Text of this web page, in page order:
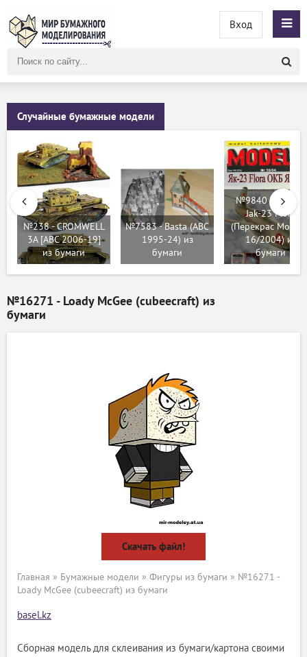
сайту
Вход
Случайные бумажные модели
№238 - CROMWELL
3A [ABC 2006-19]
из бумаги
№7583 - Basta (ABC
1995-24) из
бумаги
№9840 - Як-23 /
Jak-23 Flora
(Перекрас
16/2004) из
бумаги
№16271 - Loady McGee (cubeecraft) из
бумаги
Скачать файл!
Главная » Бумажные модели » Фигуры из бумаги » №16271 -
Loady McGee (cubeecraft) из бумаги
basel.kz
Сборная модель для склеивания из бумаги/картона своими